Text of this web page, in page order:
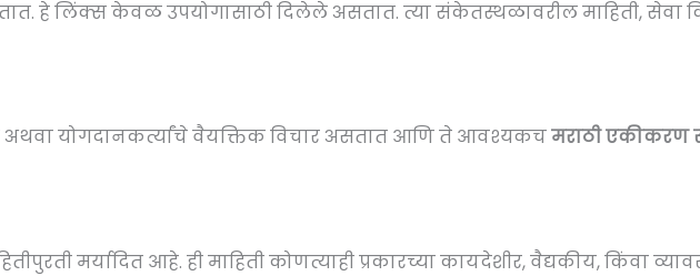
लिंक्स केवळ उपयोगासाठी दिलेले असतात. त्या संकेतस्थळावरील माहिती, सेवा
योगदानकर्त्यांचे वैयक्तिक विचार असतात आणि ते आवश्यकचमराठी एकीकरण
मर्यादित आहे. ही माहिती कोणत्याही प्रकारच्या कायदेशीर, वैद्यकीय, किंवा